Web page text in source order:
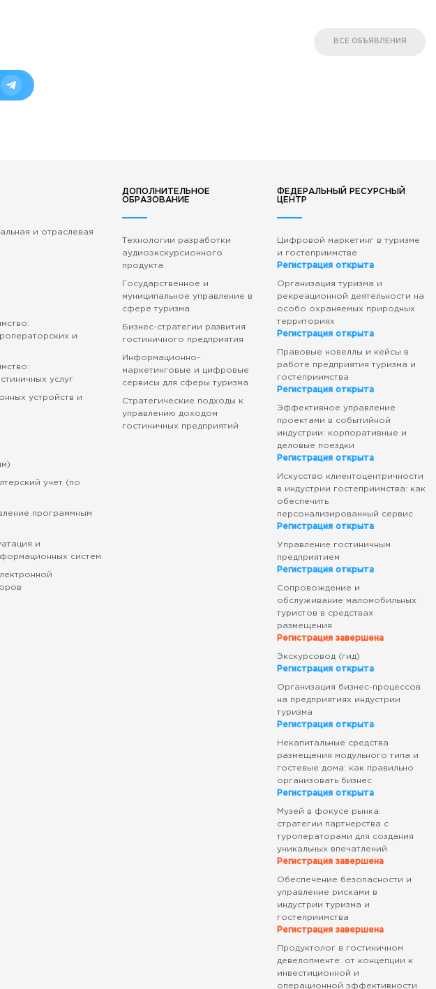
ВСЕ ОБЪЯВЛЕНИЯ
и отраслевая
и
услуг
устройств и
учет (по
программным
и
систем
ДОПОЛНИТЕЛЬНОЕ
ОБРАЗОВАНИЕ
Технологии разработки
аудиоэкскурсионного
продукта
Государственное и
муниципальное управление в
сфере туризма
Бизнес-стратегии развития
гостиничного предприятия
Информационно-
маркетинговые и цифровые
сервисы для сферы туризма
Стратегические подходы к
управлению доходом
гостиничных предприятий
ФЕДЕРАЛЬНЫЙ РЕСУРСНЫЙ
ЦЕНТР
Цифровой маркетинг в туризме
и гостеприимстве
Регистрация открыта
Организация туризма и
рекреационной деятельности на
особо охраняемых природных
территориях
Регистрация открыта
Правовые новеллы и кейсы в
работе предприятия туризма и
гостеприимства
Регистрация открыта
Эффективное управление
проектами в событийной
индустрии: корпоративные и
деловые поездки
Регистрация открыта
Искусство клиентоцентричности
в индустрии гостеприимства: как
обеспечить
персонализированный сервис
Регистрация открыта
Управление гостиничным
предприятием
Регистрация открыта
Сопровождение и
обслуживание маломобильных
туристов в средствах
размещения
Регистрация завершена
Экскурсовод (гид)
Регистрация открыта
Организация бизнес-процессов
на предприятиях индустрии
туризма
Регистрация открыта
Некапитальные средства
размещения модульного типа и
гостевые дома: как правильно
организовать бизнес
Регистрация открыта
Музей в фокусе рынка:
стратегии партнерства с
туроператорами для создания
уникальных впечатлений
Регистрация завершена
Обеспечение безопасности и
управление рисками в
индустрии туризма и
гостеприимства
Регистрация завершена
Продуктолог в гостиничном
девелопменте: от концепции к
инвестиционной и
операционной эффективности